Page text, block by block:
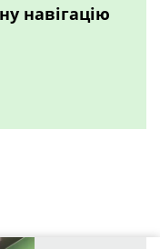
навігацію